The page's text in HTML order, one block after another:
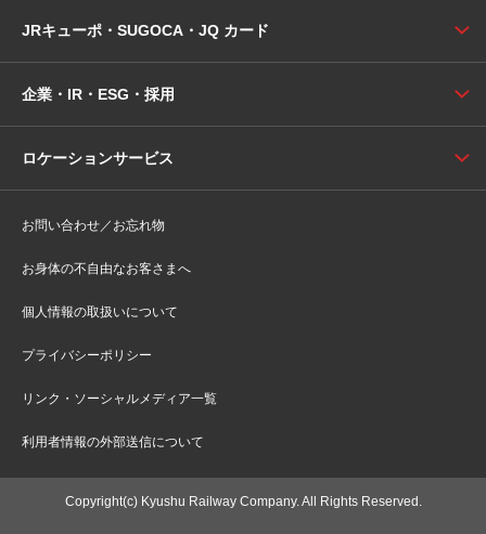
JRキューポ・SUGOCA・JQ カード
企業・IR・ESG・採用
ロケーションサービス
お問い合わせ／お忘れ物
お身体の不自由なお客さまへ
個人情報の取扱いについて
プライバシーポリシー
リンク・ソーシャルメディア一覧
利用者情報の外部送信について
Copyright(c) Kyushu Railway Company. All Rights Reserved.